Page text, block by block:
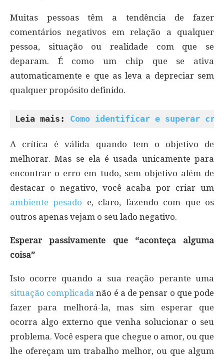
Muitas pessoas têm a tendência de fazer
comentários negativos em relação a qualquer
pessoa, situação ou realidade com que se
deparam. É como um chip que se ativa
automaticamente e que as leva a depreciar sem
qualquer propósito definido.
Leia mais: Como identificar e superar
A crítica é válida quando tem o objetivo de
melhorar. Mas se ela é usada unicamente para
encontrar o erro em tudo, sem objetivo além de
destacar o negativo, você acaba por criar um
ambiente pesado e, claro, fazendo com que os
outros apenas vejam o seu lado negativo.
Esperar passivamente que “aconteça alguma
coisa”
Isto ocorre quando a sua reação perante uma
situação complicada não é a de pensar o que pode
fazer para melhorá-la, mas sim esperar que
ocorra algo externo que venha solucionar o seu
problema. Você espera que chegue o amor, ou que
lhe ofereçam um trabalho melhor, ou que algum